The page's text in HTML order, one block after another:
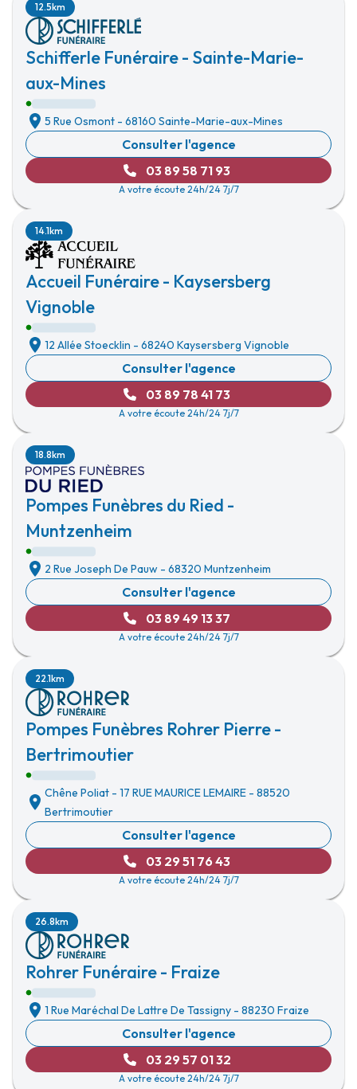
Schifferle Funéraire - Sainte-Marie-
aux-Mines
12.5km
5 Rue Osmont - 68160 Sainte-Marie-aux-Mines
Consulter l'agence
03 89 58 71 93
A votre écoute 24h/24 7j/7
Accueil Funéraire - Kaysersberg
Vignoble
14.1km
12 Allée Stoecklin - 68240 Kaysersberg Vignoble
Consulter l'agence
03 89 78 41 73
A votre écoute 24h/24 7j/7
Pompes Funèbres du Ried -
Muntzenheim
18.8km
2 Rue Joseph De Pauw - 68320 Muntzenheim
Consulter l'agence
03 89 49 13 37
A votre écoute 24h/24 7j/7
Pompes Funèbres Rohrer Pierre -
Bertrimoutier
22.1km
Chêne Poliat - 17 RUE MAURICE LEMAIRE - 88520
Bertrimoutier
Consulter l'agence
03 29 51 76 43
A votre écoute 24h/24 7j/7
Rohrer Funéraire - Fraize
26.8km
1 Rue Maréchal De Lattre De Tassigny - 88230 Fraize
Consulter l'agence
03 29 57 01 32
A votre écoute 24h/24 7j/7